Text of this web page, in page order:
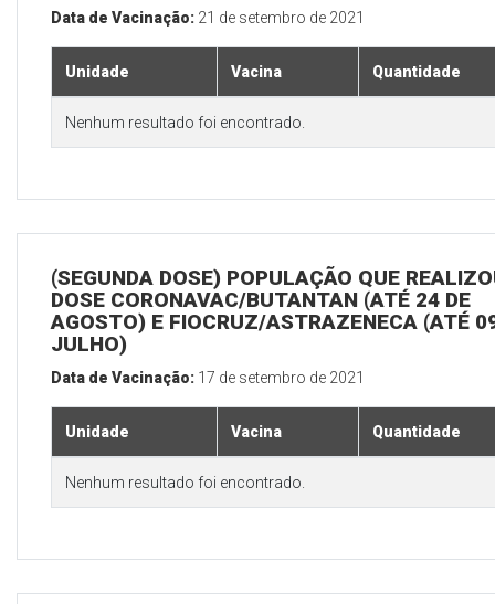
Data de Vacinação: 21 de setembro de 2021
Unidade Vacina Quantidade
Nenhum resultado foi encontrado.
(SEGUNDA DOSE) POPULAÇÃO QUE
DOSE CORONAVAC/BUTANTAN (ATÉ 24 DE
AGOSTO) E FIOCRUZ/ASTRAZENECA (ATÉ
JULHO)
Data de Vacinação: 17 de setembro de 2021
Unidade Vacina Quantidade
Nenhum resultado foi encontrado.